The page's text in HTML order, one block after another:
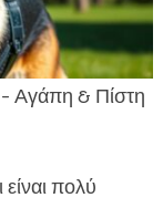
Αγάπη & Πίστη
είναι πολύ